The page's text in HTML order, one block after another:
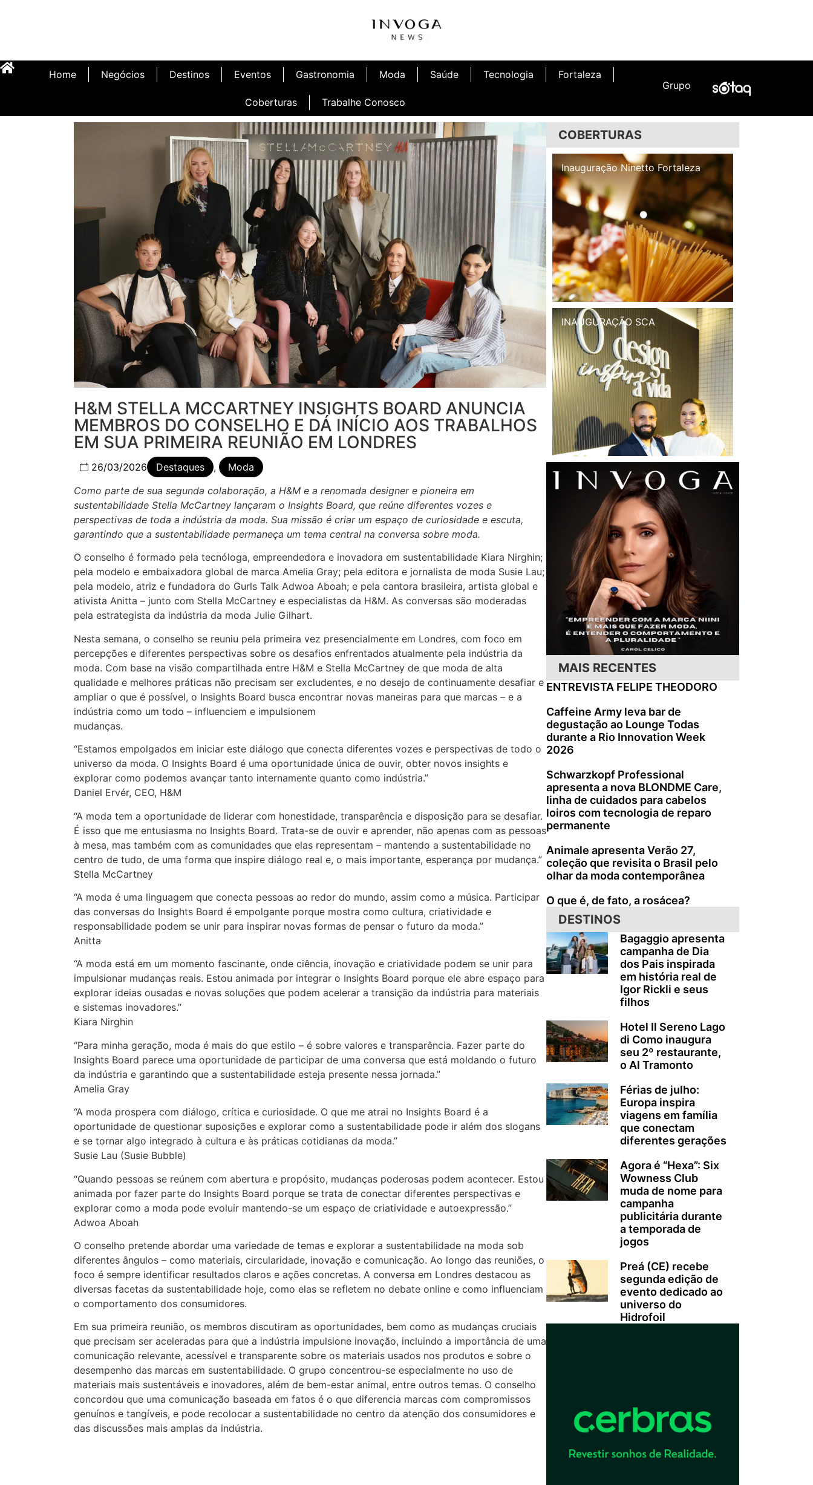
Home Negócios Destinos Eventos Gastronomia Moda Saúde Tecnologia Fortaleza
Coberturas Trabalhe Conosco
Grupo
H&M STELLA MCCARTNEY INSIGHTS BOARD ANUNCIA
MEMBROS DO CONSELHO E DÁ INÍCIO AOS TRABALHOS
EM SUA PRIMEIRA REUNIÃO EM LONDRES
26/03/2026 Destaques ,
Moda
Como parte de sua segunda colaboração, a H&M e a renomada designer e pioneira em
sustentabilidade Stella McCartney lançaram o Insights Board, que reúne diferentes vozes e
perspectivas de toda a indústria da moda. Sua missão é criar um espaço de curiosidade e escuta,
garantindo que a sustentabilidade permaneça um tema central na conversa sobre moda.
O conselho é formado pela tecnóloga, empreendedora e inovadora em sustentabilidade Kiara Nirghin;
pela modelo e embaixadora global de marca Amelia Gray; pela editora e jornalista de moda Susie Lau;
pela modelo, atriz e fundadora do Gurls Talk Adwoa Aboah; e pela cantora brasileira, artista global e
ativista Anitta – junto com Stella McCartney e especialistas da H&M. As conversas são moderadas
pela estrategista da indústria da moda Julie Gilhart.
Nesta semana, o conselho se reuniu pela primeira vez presencialmente em Londres, com foco em
percepções e diferentes perspectivas sobre os desafios enfrentados atualmente pela indústria da
moda. Com base na visão compartilhada entre H&M e Stella McCartney de que moda de alta
qualidade e melhores práticas não precisam ser excludentes, e no desejo de continuamente desafiar e
ampliar o que é possível, o Insights Board busca encontrar novas maneiras para que marcas – e a
indústria como um todo – influenciem e impulsionem
mudanças.
“Estamos empolgados em iniciar este diálogo que conecta diferentes vozes e perspectivas de todo o
universo da moda. O Insights Board é uma oportunidade única de ouvir, obter novos insights e
explorar como podemos avançar tanto internamente quanto como indústria.”
Daniel Ervér, CEO, H&M
“A moda tem a oportunidade de liderar com honestidade, transparência e disposição para se desafiar.
É isso que me entusiasma no Insights Board. Trata-se de ouvir e aprender, não apenas com as pessoas
à mesa, mas também com as comunidades que elas representam – mantendo a sustentabilidade no
centro de tudo, de uma forma que inspire diálogo real e, o mais importante, esperança por mudança.”
Stella McCartney
“A moda é uma linguagem que conecta pessoas ao redor do mundo, assim como a música. Participar
das conversas do Insights Board é empolgante porque mostra como cultura, criatividade e
responsabilidade podem se unir para inspirar novas formas de pensar o futuro da moda.”
Anitta
“A moda está em um momento fascinante, onde ciência, inovação e criatividade podem se unir para
impulsionar mudanças reais. Estou animada por integrar o Insights Board porque ele abre espaço para
explorar ideias ousadas e novas soluções que podem acelerar a transição da indústria para materiais
e sistemas inovadores.”
Kiara Nirghin
“Para minha geração, moda é mais do que estilo – é sobre valores e transparência. Fazer parte do
Insights Board parece uma oportunidade de participar de uma conversa que está moldando o futuro
da indústria e garantindo que a sustentabilidade esteja presente nessa jornada.”
Amelia Gray
“A moda prospera com diálogo, crítica e curiosidade. O que me atrai no Insights Board é a
oportunidade de questionar suposições e explorar como a sustentabilidade pode ir além dos slogans
e se tornar algo integrado à cultura e às práticas cotidianas da moda.”
Susie Lau (Susie Bubble)
“Quando pessoas se reúnem com abertura e propósito, mudanças poderosas podem acontecer. Estou
animada por fazer parte do Insights Board porque se trata de conectar diferentes perspectivas e
explorar como a moda pode evoluir mantendo-se um espaço de criatividade e autoexpressão.”
Adwoa Aboah
O conselho pretende abordar uma variedade de temas e explorar a sustentabilidade na moda sob
diferentes ângulos – como materiais, circularidade, inovação e comunicação. Ao longo das reuniões, o
foco é sempre identificar resultados claros e ações concretas. A conversa em Londres destacou as
diversas facetas da sustentabilidade hoje, como elas se refletem no debate online e como influenciam
o comportamento dos consumidores.
Em sua primeira reunião, os membros discutiram as oportunidades, bem como as mudanças cruciais
que precisam ser aceleradas para que a indústria impulsione inovação, incluindo a importância de uma
comunicação relevante, acessível e transparente sobre os materiais usados nos produtos e sobre o
desempenho das marcas em sustentabilidade. O grupo concentrou-se especialmente no uso de
materiais mais sustentáveis e inovadores, além de bem-estar animal, entre outros temas. O conselho
concordou que uma comunicação baseada em fatos é o que diferencia marcas com compromissos
genuínos e tangíveis, e pode recolocar a sustentabilidade no centro da atenção dos consumidores e
das discussões mais amplas da indústria.
COBERTURAS
Inauguração Illa Café Inauguração Ninetto Fortaleza Inauguração Illa Café
INAUGURAÇÃO SCA
MAIS RECENTES
ENTREVISTA FELIPE THEODORO
Caffeine Army leva bar de
degustação ao Lounge Todas
durante a Rio Innovation Week
2026
Schwarzkopf Professional
apresenta a nova BLONDME Care,
linha de cuidados para cabelos
loiros com tecnologia de reparo
permanente
Animale apresenta Verão 27,
coleção que revisita o Brasil pelo
olhar da moda contemporânea
O que é, de fato, a rosácea?
DESTINOS
Bagaggio apresenta
campanha de Dia
dos Pais inspirada
em história real de
Igor Rickli e seus
filhos
Hotel Il Sereno Lago
di Como inaugura
seu 2º restaurante,
o Al Tramonto
Férias de julho:
Europa inspira
viagens em família
que conectam
diferentes gerações
Agora é “Hexa”: Six
Wowness Club
muda de nome para
campanha
publicitária durante
a temporada de
jogos
Preá (CE) recebe
segunda edição de
evento dedicado ao
universo do
Hidrofoil